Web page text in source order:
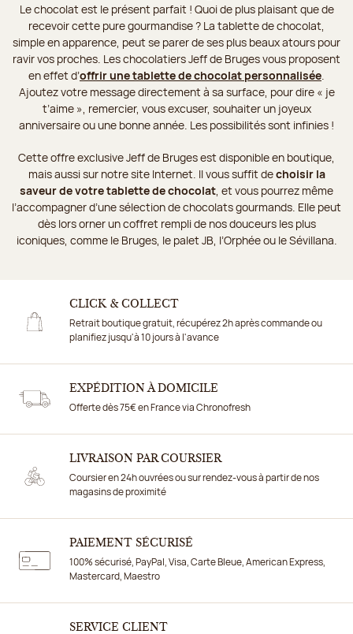
Le chocolat est le présent parfait ! Quoi de plus plaisant que de
recevoir cette pure gourmandise ? La tablette de chocolat,
simple en apparence, peut se parer de ses plus beaux atours pour
ravir vos proches. Les chocolatiers Jeff de Bruges vous proposent
en effet d’offrir une tablette de chocolat personnalisée.
Ajoutez votre message directement à sa surface, pour dire « je
t’aime », remercier, vous excuser, souhaiter un joyeux
anniversaire ou une bonne année. Les possibilités sont infinies !
Cette offre exclusive Jeff de Bruges est disponible en boutique,
mais aussi sur notre site Internet. Il vous suffit dechoisir la
saveur de votre tablette de chocolat, et vous pourrez même
l’accompagner d’une sélection de chocolats gourmands. Elle peut
dès lors orner un coffret rempli de nos douceurs les plus
iconiques, comme le Bruges, le palet JB, l’Orphée ou le Sévillana.
CLICK & COLLECT
Retrait boutique gratuit, récupérez 2h après commande ou
planifiez jusqu'à 10 jours à l'avance
EXPÉDITION À DOMICILE
Offerte dès 75€ en France via Chronofresh
LIVRAISON PAR COURSIER
Coursier en 24h ouvrées ou sur rendez-vous à partir de nos
magasins de proximité
PAIEMENT SÉCURISÉ
100% sécurisé, PayPal, Visa, Carte Bleue, American Express,
Mastercard, Maestro
SERVICE CLIENT